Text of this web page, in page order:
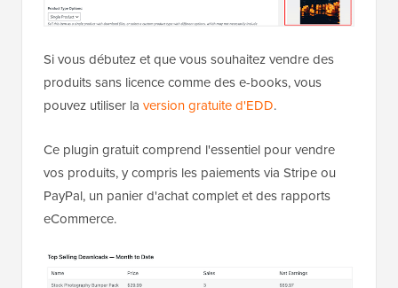
Si vous débutez et que vous souhaitez vendre des
produits sans licence comme des e-books, vous
pouvez utiliser la version gratuite d'EDD.
Ce plugin gratuit comprend l'essentiel pour vendre
vos produits, y compris les paiements via Stripe ou
PayPal, un panier d'achat complet et des rapports
eCommerce.